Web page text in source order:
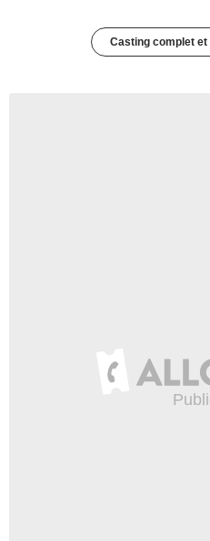
Casting complet